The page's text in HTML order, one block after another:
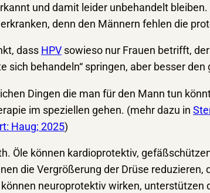
und damit leider unbehandelt
denn den Männern fehlen die
dass HPV sowieso nur Frauen betrifft,
sich behandeln“ springen, aber besser
Dingen die man für den Mann tun
im speziellen gehen. (mehr dazu in
Haug; 2025)
Öle können kardioprotektiv,
die Vergrößerung der Drüse
neuroprotektiv wirken, unterstützen